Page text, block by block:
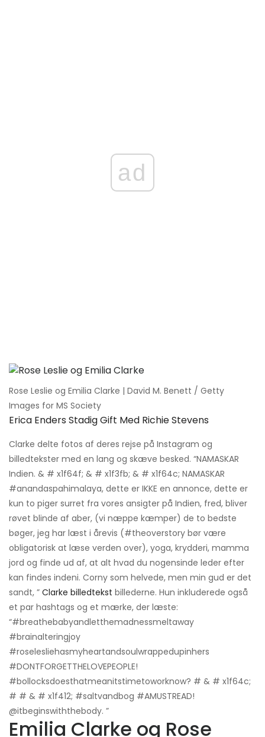
ad
Rose Leslie og Emilia Clarke | David M. Benett / Getty
Images for MS Society
Erica Enders Stadig Gift Med Richie Stevens
Clarke delte fotos af deres rejse på Instagram og
billedtekster med en lang og skæve besked. “NAMASKAR
Indien. & # x1f64f; & # x1f3fb; & # x1f64c; NAMASKAR
#anandaspahimalaya, dette er IKKE en annonce, dette er
kun to piger surret fra vores ansigter på Indien, fred, bliver
røvet blinde af aber, (vi næppe kæmper) de to bedste
bøger, jeg har læst i årevis (#theoverstory bør være
obligatorisk at læse verden over), yoga, krydderi, mamma
jord og finde ud af, at alt hvad du nogensinde leder efter
kan findes indeni. Corny som helvede, men min gud er det
sandt, ” Clarke billedtekst billederne. Hun inkluderede også
et par hashtags og et mærke, der læste:
“#breathebabyandletthemadnessmeltaway
#brainalteringjoy
#roselesliehasmyheartandsoulwrappedupinhers
#DONTFORGETTHELOVEPEOPLE!
#bollocksdoesthatmeanitstimetoworknow? # & # x1f64c;
# # & # x1f412; #saltvandbog #AMUSTREAD!
@itbeginswiththebody. ”
Emilia Clarke og Rose